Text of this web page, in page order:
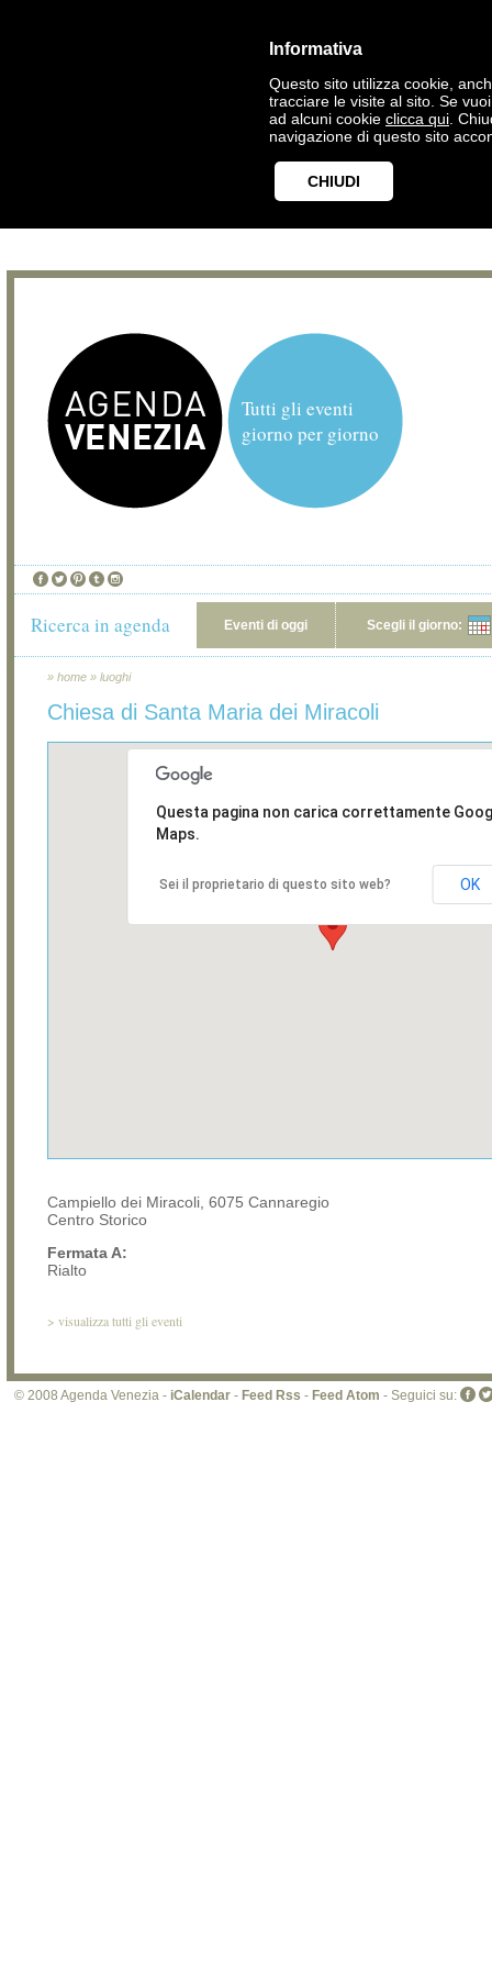
Informativa
Questo sito utilizza cookie,
tracciare le visite al sito. Se
ad alcuni cookie clicca qui .
navigazione di questo sito
CHIUDI
Tutti gli eventi
giorno per giorno
Ricerca in agenda Eventi di oggi Scegli il giorno:
» home » luoghi
Chiesa di Santa Maria dei Miracoli
Questa pagina non carica correttamente
Maps.
Sei il proprietario di questo sito web? OK
Campiello dei Miracoli, 6075 Cannaregio
Centro Storico
Fermata A:
Rialto
> visualizza tutti gli eventi
© 2008 Agenda Venezia - iCalendar - Feed Rss - Feed Atom - Seguici su: